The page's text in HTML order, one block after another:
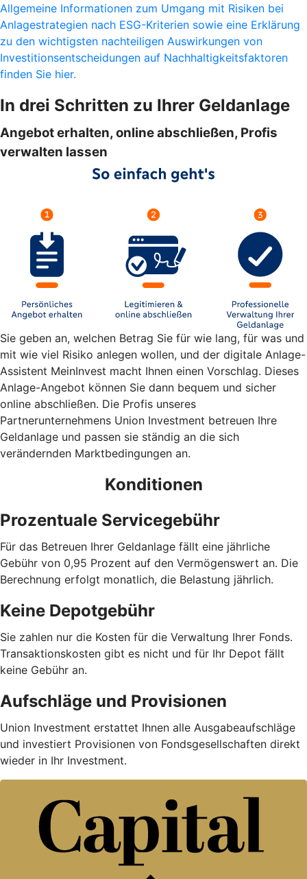
Allgemeine Informationen zum Umgang mit Risiken bei
Anlagestrategien nach ESG-Kriterien sowie eine Erklärung
zu den wichtigsten nachteiligen Auswirkungen von
Investitionsentscheidungen auf Nachhaltigkeitsfaktoren
finden Sie hier.
In drei Schritten zu Ihrer Geldanlage
Angebot erhalten, online abschließen, Profis
verwalten lassen
Sie geben an, welchen Betrag Sie für wie lang, für was und
mit wie viel Risiko anlegen wollen, und der digitale Anlage-
Assistent MeinInvest macht Ihnen einen Vorschlag. Dieses
Anlage-Angebot können Sie dann bequem und sicher
online abschließen. Die Profis unseres
Partnerunternehmens Union Investment betreuen Ihre
Geldanlage und passen sie ständig an die sich
verändernden Marktbedingungen an.
Konditionen
Prozentuale Servicegebühr
Für das Betreuen Ihrer Geldanlage fällt eine jährliche
Gebühr von 0,95 Prozent auf den Vermögenswert an. Die
Berechnung erfolgt monatlich, die Belastung jährlich.
Keine Depotgebühr
Sie zahlen nur die Kosten für die Verwaltung Ihrer Fonds.
Trans­aktions­kosten gibt es nicht und für Ihr Depot fällt
keine Gebühr an.
Aufschläge und Provisionen
Union Investment erstattet Ihnen alle Ausgabe­auf­schläge
und investiert Provisionen von Fondsgesellschaften direkt
wieder in Ihr Investment.